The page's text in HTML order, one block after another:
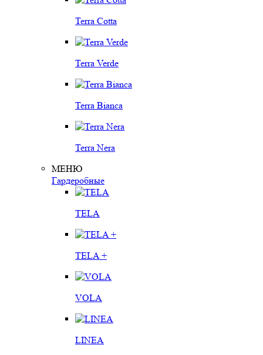
Terra Cotta
Terra Verde
Terra Bianca
Terra Nera
МЕНЮ
Гардеробные
TELA
TELA +
VOLA
LINEA